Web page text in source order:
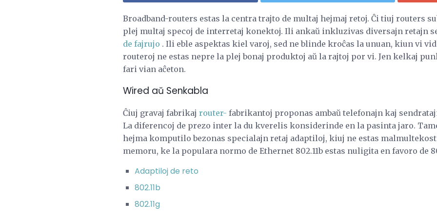
Broadband-routers estas la centra trajto de multaj hejmaj retoj. Ĉi tiuj routers
plej multaj specoj de interretaj konektoj. Ili ankaŭ inkluzivas diversajn retajn
de fajrujo . Ili eble aspektas kiel varoj, sed ne blinde kroĉas la unuan, kiun vi
routeroj ne estas nepre la plej bonaj produktoj aŭ la rajtoj por vi. Jen kelkaj
fari vian aĉeton.
Wired aŭ Senkabla
Ĉiuj gravaj fabrikaj router- fabrikantoj proponas ambaŭ telefonajn kaj
La diferencoj de prezo inter la du kverelis konsiderinde en la pasinta jaro.
hejma komputilo bezonas specialajn retaj adaptiloj, kiuj ne estas
memoru, ke la populara normo de Ethernet 802.11b estas nuligita en favoro de
Adaptiloj de reto
802.11b
802.11g